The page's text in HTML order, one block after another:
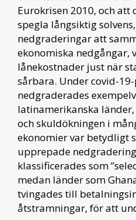
Eurokrisen 2010, och att
spegla långsiktig
nedgraderingar att
ekonomiska nedgångar,
lånekostnader just när
sårbara. Under covid-
nedgraderades
latinamerikanska
och skuldökningen i
ekonomier var betydligt
upprepade
klassificerades som
medan länder som
tvingades till
åtstramningar, för att